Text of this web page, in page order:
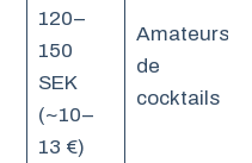
120–
150
SEK
(~10–
13 €)
Amateurs
de
cocktails